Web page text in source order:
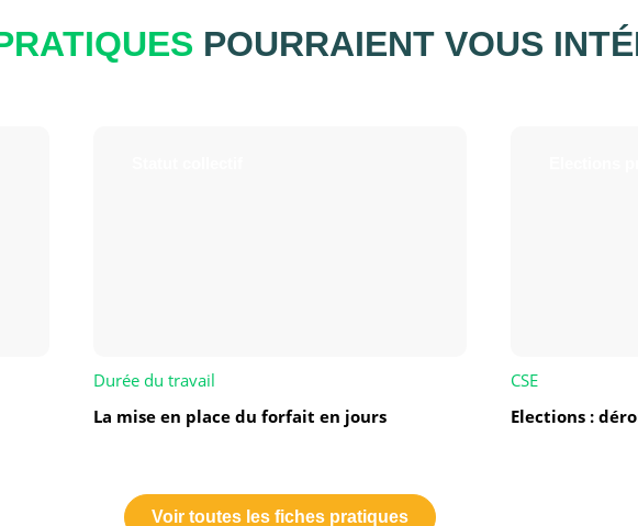
POURRAIENT VOUS
Durée du travail
La mise en place du forfait en jours
CSE
Elections :
Voir toutes les fiches pratiques